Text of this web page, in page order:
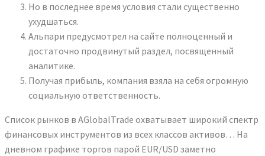
Но в последнее время условия стали существенно
ухудшаться.
Альпари предусмотрел на сайте полноценный и
достаточно продвинутый раздел, посвященный
аналитике.
Получая прибыль, компания взяла на себя огромную
социальную ответственность.
Список рынков в AGlobalTrade охватывает широкий спектр
финансовых инструментов из всех классов активов… На
дневном графике торгов парой EUR/USD заметно